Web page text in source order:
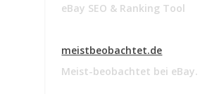
eBay SEO & Ranking Tool
meistbeobachtet.de
Meist-beobachtet bei eBay.